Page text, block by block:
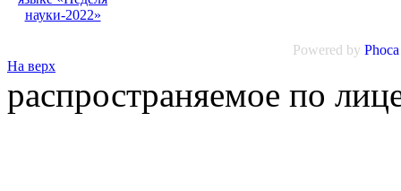
Powered byPhoca
На верх
распространяемое по